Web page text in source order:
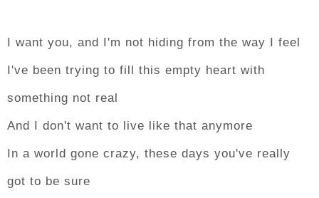
I want you, and I'm not hiding from the way I feel
I've been trying to fill this empty heart with
something not real
And I don't want to live like that anymore
In a world gone crazy, these days you've really
got to be sure